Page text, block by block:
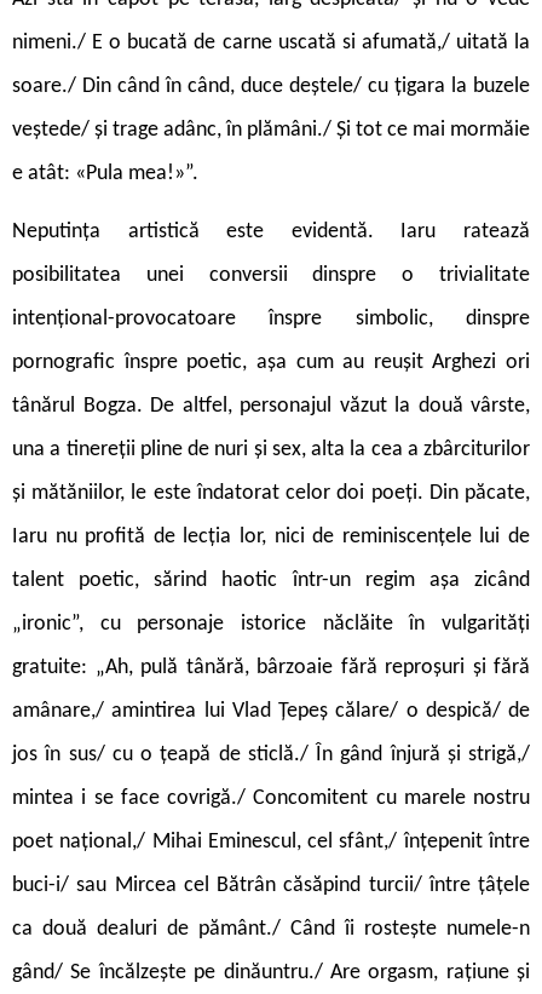
nimeni./ E o bucată de carne uscată si afumată,/ uitată la
soare./ Din când în când, duce deștele/ cu țigara la buzele
veștede/ și trage adânc, în plămâni./ Și tot ce mai mormăie
e atât: «Pula mea!»”.
Neputința artistică este evidentă. Iaru ratează
posibilitatea unei conversii dinspre o trivialitate
intențional-provocatoare înspre simbolic, dinspre
pornografic înspre poetic, așa cum au reușit Arghezi ori
tânărul Bogza. De altfel, personajul văzut la două vârste,
una a tinereții pline de nuri și sex, alta la cea a zbârciturilor
și mătăniilor, le este îndatorat celor doi poeți. Din păcate,
Iaru nu profită de lecția lor, nici de reminiscențele lui de
talent poetic, sărind haotic într-un regim așa zicând
„ironic”, cu personaje istorice năclăite în vulgarități
gratuite: „Ah, pulă tânără, bârzoaie fără reproșuri și fără
amânare,/ amintirea lui Vlad Țepeș călare/ o despică/ de
jos în sus/ cu o țeapă de sticlă./ În gând înjură și strigă,/
mintea i se face covrigă./ Concomitent cu marele nostru
poet național,/ Mihai Eminescul, cel sfânt,/ înțepenit între
buci-i/ sau Mircea cel Bătrân căsăpind turcii/ între țâțele
ca două dealuri de pământ./ Când îi rostește numele-n
gând/ Se încălzește pe dinăuntru./ Are orgasm, rațiune și